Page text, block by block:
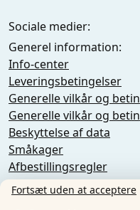
Sociale medier:
Generel information:
Info-center
Leveringsbetingelser
Generelle vilkår og
Generelle vilkår og
Beskyttelse af data
Småkager
Afbestillingsregler
Aftryk
Tilbagekaldelse af aftalen
Fortsæt uden at acceptere